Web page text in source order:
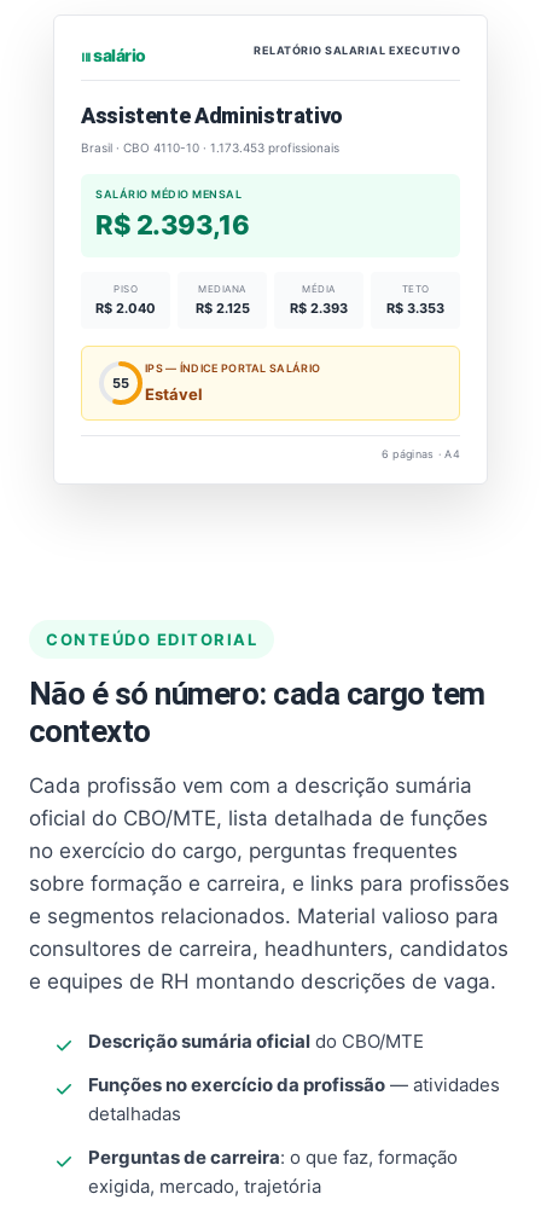
⏐⏐⏐ salário RELATÓRIO SALARIAL EXECUTIVO
Assistente Administrativo
Brasil · CBO 4110-10 · 1.173.453 profissionais
SALÁRIO MÉDIO MENSAL
R$ 2.393,16
PISO
R$ 2.040
MEDIANA
R$ 2.125
MÉDIA
R$ 2.393
TETO
R$ 3.353
55
IPS — ÍNDICE PORTAL SALÁRIO
Estável
6 páginas · A4
CONTEÚDO EDITORIAL
Não é só número: cada cargo tem
contexto
Cada profissão vem com a descrição sumária
oficial do CBO/MTE, lista detalhada de funções
no exercício do cargo, perguntas frequentes
sobre formação e carreira, e links para profissões
e segmentos relacionados. Material valioso para
consultores de carreira, headhunters, candidatos
e equipes de RH montando descrições de vaga.
Descrição sumária oficial do CBO/MTE
Funções no exercício da profissão — atividades
detalhadas
Perguntas de carreira: o que faz, formação
exigida, mercado, trajetória